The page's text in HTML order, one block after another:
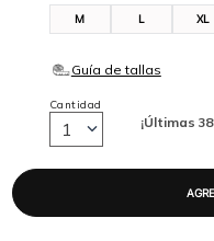
M L XL
¡Últimas 38
Cantidad
1